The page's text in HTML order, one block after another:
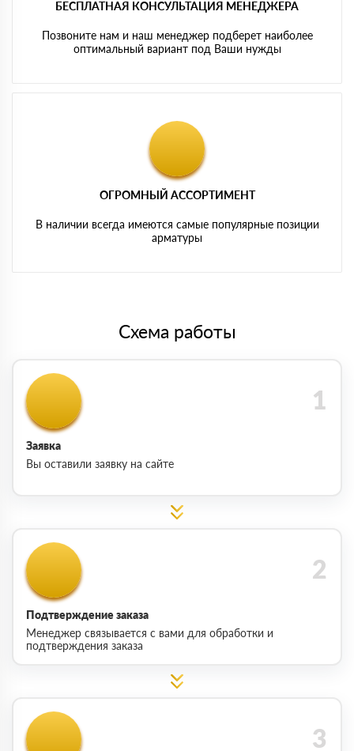
БЕСПЛАТНАЯ КОНСУЛЬТАЦИЯ МЕНЕДЖЕРА
Позвоните нам и наш менеджер подберет наиболее
оптимальный вариант под Ваши нужды
ОГРОМНЫЙ АССОРТИМЕНТ
В наличии всегда имеются самые популярные позиции
арматуры
Схема работы
Заявка
Вы оставили заявку на сайте
Подтверждение заказа
Менеджер связывается с вами для обработки и
подтверждения заказа